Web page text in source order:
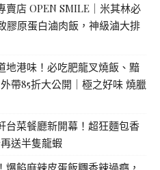
賣店 OPEN SMILE｜米其林必
膠原蛋白滷肉飯，神級滷大排
地港味！必吃肥龍叉燒飯、黯
帶85折大公開｜極之好味 燒臘
台菜餐廳新開幕！超狂麵包香
送半隻龍蝦
爆餡麻辣皮蛋飯糰香辣過癮，